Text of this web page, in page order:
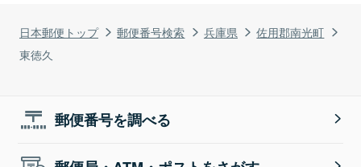
日本郵便トップ 郵便番号検索 兵庫県
佐用郡南光町
東徳久
郵便番号を調べる